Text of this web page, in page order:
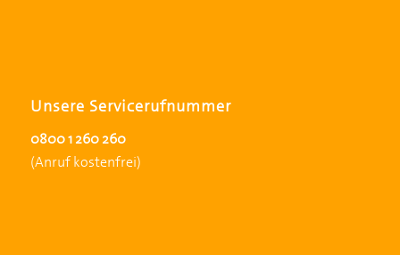
Unsere Servicerufnummer
0800 1 260 260
(Anruf kostenfrei)